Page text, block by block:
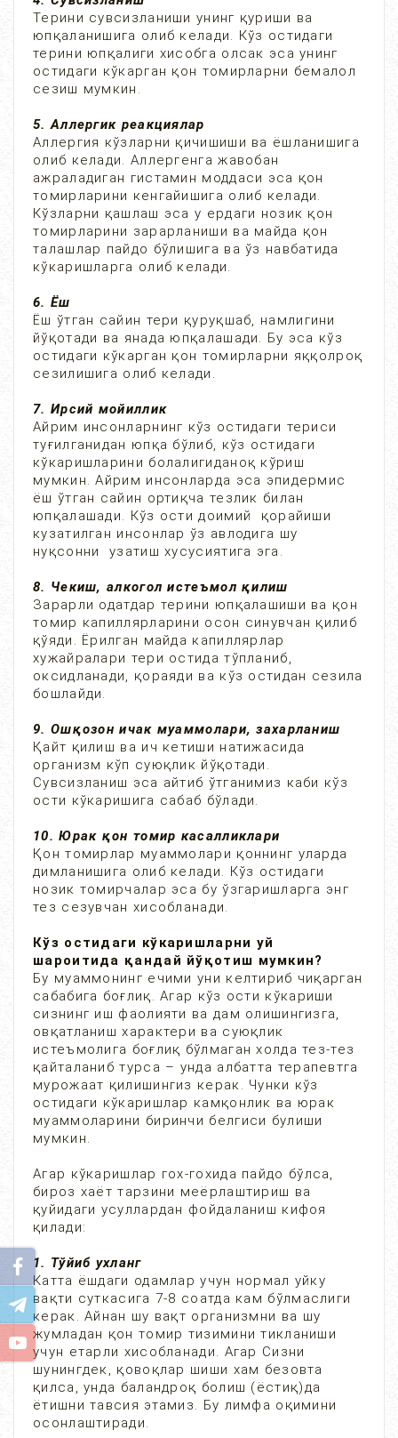
Терини сувсизланиши унинг қуриши ва
юпқаланишига олиб келади. Кўз остидаги
терини юпқалиги хисобга олсак эса унинг
остидаги кўкарган қон томирларни бемалол
сезиш мумкин.
5. Аллергик реакциялар
Аллергия кўзларни қичишиши ва ёшланишига
олиб келади. Аллергенга жавобан
ажраладиган гистамин моддаси эса қон
томирларини кенгайишига олиб келади.
Кўзларни қашлаш эса у ердаги нозик қон
томирларини зарарланиши ва майда қон
талашлар пайдо бўлишига ва ўз навбатида
кўкаришларга олиб келади.
6. Ёш
Ёш ўтган сайин тери қуруқшаб, намлигини
йўқотади ва янада юпқалашади. Бу эса кўз
остидаги кўкарган қон томирларни яққолроқ
сезилишига олиб келади.
7. Ирсий мойиллик
Айрим инсонларнинг кўз остидаги териси
туғилганидан юпқа бўлиб, кўз остидаги
кўкаришларини болалигиданоқ кўриш
мумкин. Айрим инсонларда эса эпидермис
ёш ўтган сайин ортиқча тезлик билан
юпқалашади. Кўз ости доимий қорайиши
кузатилган инсонлар ўз авлодига шу
нуқсонни узатиш хусусиятига эга.
8. Чекиш, алкогол истеъмол қилиш
Зарарли одатдар терини юпқалашиши ва қон
томир капиллярларини осон синувчан қилиб
қўяди. Ёрилган майда капиллярлар
хужайралари тери остида тўпланиб,
оксидланади, қораяди ва кўз остидан сезила
бошлайди.
9. Ошқозон ичак муаммолари, захарланиш
Қайт қилиш ва ич кетиши натижасида
организм кўп суюқлик йўқотади.
Сувсизланиш эса айтиб ўтганимиз каби кўз
ости кўкаришига сабаб бўлади.
10. Юрак қон томир касалликлари
Қон томирлар муаммолари қоннинг уларда
димланишига олиб келади. Кўз остидаги
нозик томирчалар эса бу ўзгаришларга энг
тез сезувчан хисобланади.
Кўз остидаги кўкаришларни уй
шароитида қандай йўқотиш мумкин?
Бу муаммонинг ечими уни келтириб чиқарган
сабабига боғлиқ. Агар кўз ости кўкариши
сизнинг иш фаолияти ва дам олишингизга,
овқатланиш характери ва суюқлик
истеъмолига боғлиқ бўлмаган холда тез-тез
қайталаниб турса – унда албатта терапевтга
мурожаат қилишингиз керак. Чунки кўз
остидаги кўкаришлар камқонлик ва юрак
муаммоларини биринчи белгиси булиши
мумкин.
Агар кўкаришлар гох-гохида пайдо бўлса,
бироз хаёт тарзини меёрлаштириш ва
қуйидаги усуллардан фойдаланиш кифоя
қилади:
1. Тўйиб ухланг
Катта ёшдаги одамлар учун нормал уйку
вақти суткасига 7-8 соатда кам бўлмаслиги
керак. Айнан шу вақт организмни ва шу
жумладан қон томир тизимини тикланиши
учун етарли хисобланади. Агар Сизни
шунингдек, қовоқлар шиши хам безовта
қилса, унда баландроқ болиш (ёстиқ)да
ётишни тавсия этамиз. Бу лимфа оқимини
осонлаштиради.